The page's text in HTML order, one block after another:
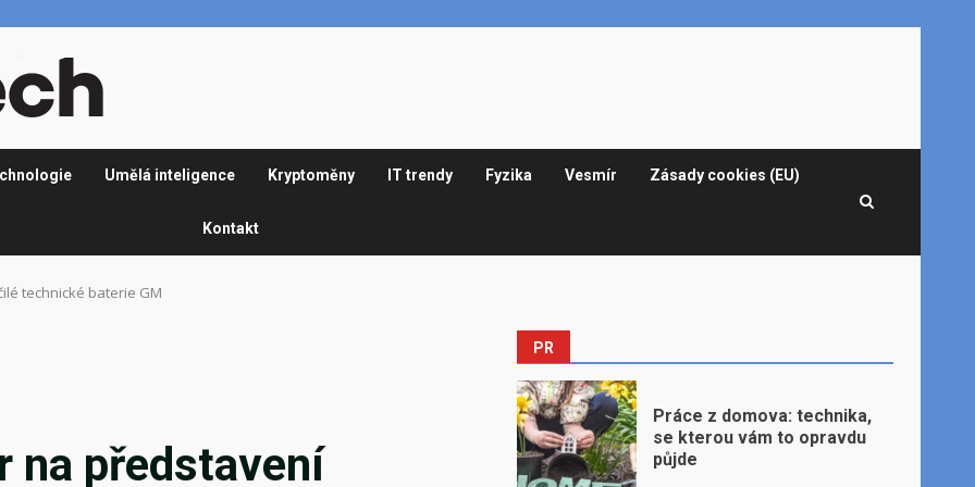
Umělá inteligence Kryptoměny IT trendy Fyzika Vesmír Zásady cookies (EU)
Kontakt
technické baterie GM
na představení
PR
Práce z domova: technika,
se kterou vám to opravdu
půjde